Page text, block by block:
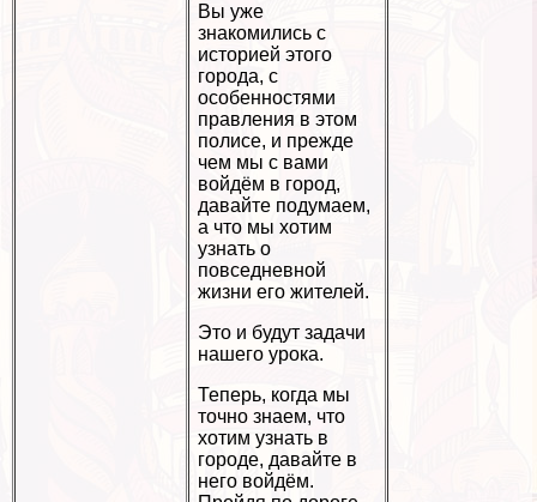
Вы уже
знакомились с
историей этого
города, с
особенностями
правления в этом
полисе, и прежде
чем мы с вами
войдём в город,
давайте подумаем,
а что мы хотим
узнать о
повседневной
жизни его жителей.
Это и будут задачи
нашего урока.
Теперь, когда мы
точно знаем, что
хотим узнать в
городе, давайте в
него войдём.